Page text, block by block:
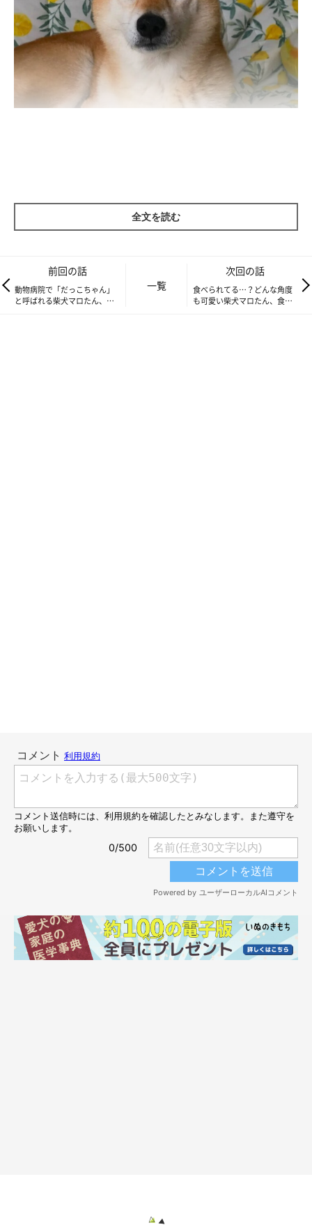
実は、父の亡骸を家に連れ帰らず、そのまま葬儀会場へ搬送をす
別れする機会を奪うような気がして、家族で話し合って父と家に
帰ることに決めました。
全文を読む
前回の話
動物病院で「だっこちゃん」
と呼ばれる柴犬マロたん、予
一覧
次回の話
食べられてる…？どんな角度
も可愛い柴犬マロたん、食べ